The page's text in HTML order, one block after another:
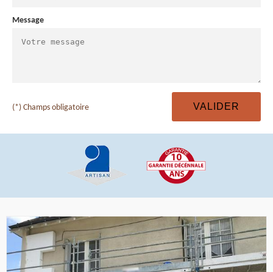
Message
(*) Champs obligatoire